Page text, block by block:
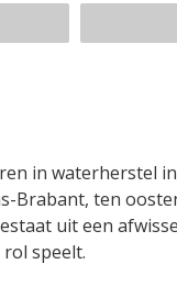
in waterherstel
Brabant, ten
uit een
speelt.